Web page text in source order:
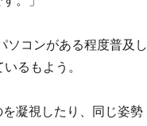
ソコンがある程度普及し
るもよう。
凝視したり、同じ姿勢